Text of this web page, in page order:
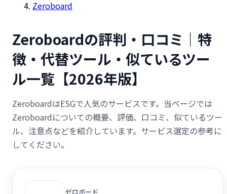
Zeroboard
Zeroboardの評判・口コミ｜特
徴・代替ツール・似ているツー
ル一覧【2026年版】
ZeroboardはESGで人気のサービスです。当ページでは
Zeroboardについての概要、評価、口コミ、似ているツー
ル、注意点などを紹介しています。サービス選定の参考に
してください。
ゼロボード